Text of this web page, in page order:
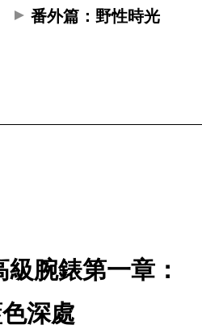
番外篇：野性時光
級腕錶第一章：
深處